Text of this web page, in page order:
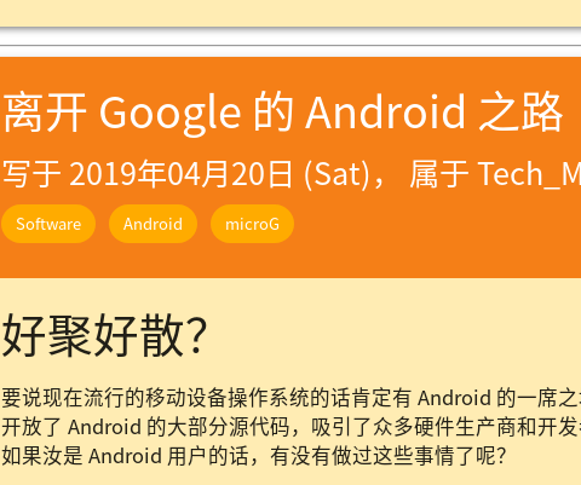
离开 Google 的 Android 之路
写于 2019年04月20日 (Sat)， 属于
Software Android microG
好聚好散？
要说现在流行的移动设备操作系统的话肯定有 Android 的一席之
开放了 Android 的大部分源代码，吸引了众多硬件生产商和开发
如果汝是 Android 用户的话，有没有做过这些事情了呢？